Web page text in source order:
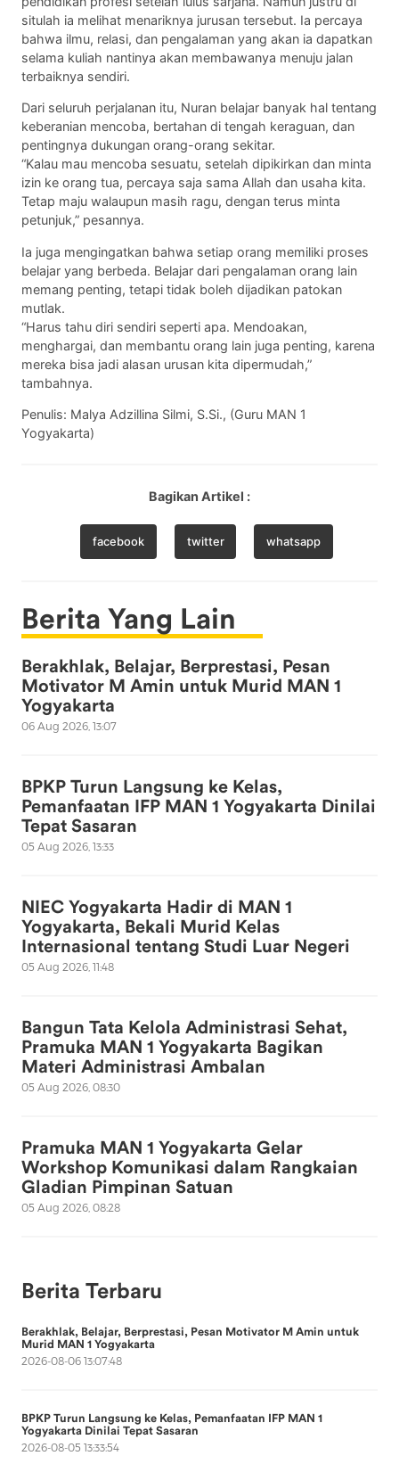
situlah ia melihat menariknya jurusan tersebut. Ia percaya
bahwa ilmu, relasi, dan pengalaman yang akan ia dapatkan
selama kuliah nantinya akan membawanya menuju jalan
terbaiknya sendiri.
Dari seluruh perjalanan itu, Nuran belajar banyak hal tentang
keberanian mencoba, bertahan di tengah keraguan, dan
pentingnya dukungan orang-orang sekitar.
“Kalau mau mencoba sesuatu, setelah dipikirkan dan minta
izin ke orang tua, percaya saja sama Allah dan usaha kita.
Tetap maju walaupun masih ragu, dengan terus minta
petunjuk,” pesannya.
Ia juga mengingatkan bahwa setiap orang memiliki proses
belajar yang berbeda. Belajar dari pengalaman orang lain
memang penting, tetapi tidak boleh dijadikan patokan
mutlak.
“Harus tahu diri sendiri seperti apa. Mendoakan,
menghargai, dan membantu orang lain juga penting, karena
mereka bisa jadi alasan urusan kita dipermudah,”
tambahnya.
Penulis: Malya Adzillina Silmi, S.Si., (Guru MAN 1
Yogyakarta)
Bagikan Artikel :
facebook twitter whatsapp
Berita Yang Lain
Berakhlak, Belajar, Berprestasi, Pesan
Motivator M Amin untuk Murid MAN 1
Yogyakarta
06 Aug 2026, 13:07
BPKP Turun Langsung ke Kelas,
Pemanfaatan IFP MAN 1 Yogyakarta Dinilai
Tepat Sasaran
05 Aug 2026, 13:33
NIEC Yogyakarta Hadir di MAN 1
Yogyakarta, Bekali Murid Kelas
Internasional tentang Studi Luar Negeri
05 Aug 2026, 11:48
Bangun Tata Kelola Administrasi Sehat,
Pramuka MAN 1 Yogyakarta Bagikan
Materi Administrasi Ambalan
05 Aug 2026, 08:30
Pramuka MAN 1 Yogyakarta Gelar
Workshop Komunikasi dalam Rangkaian
Gladian Pimpinan Satuan
05 Aug 2026, 08:28
Berita Terbaru
Berakhlak, Belajar, Berprestasi, Pesan Motivator M Amin untuk
Murid MAN 1 Yogyakarta
2026-08-06 13:07:48
BPKP Turun Langsung ke Kelas, Pemanfaatan IFP MAN 1
Yogyakarta Dinilai Tepat Sasaran
2026-08-05 13:33:54